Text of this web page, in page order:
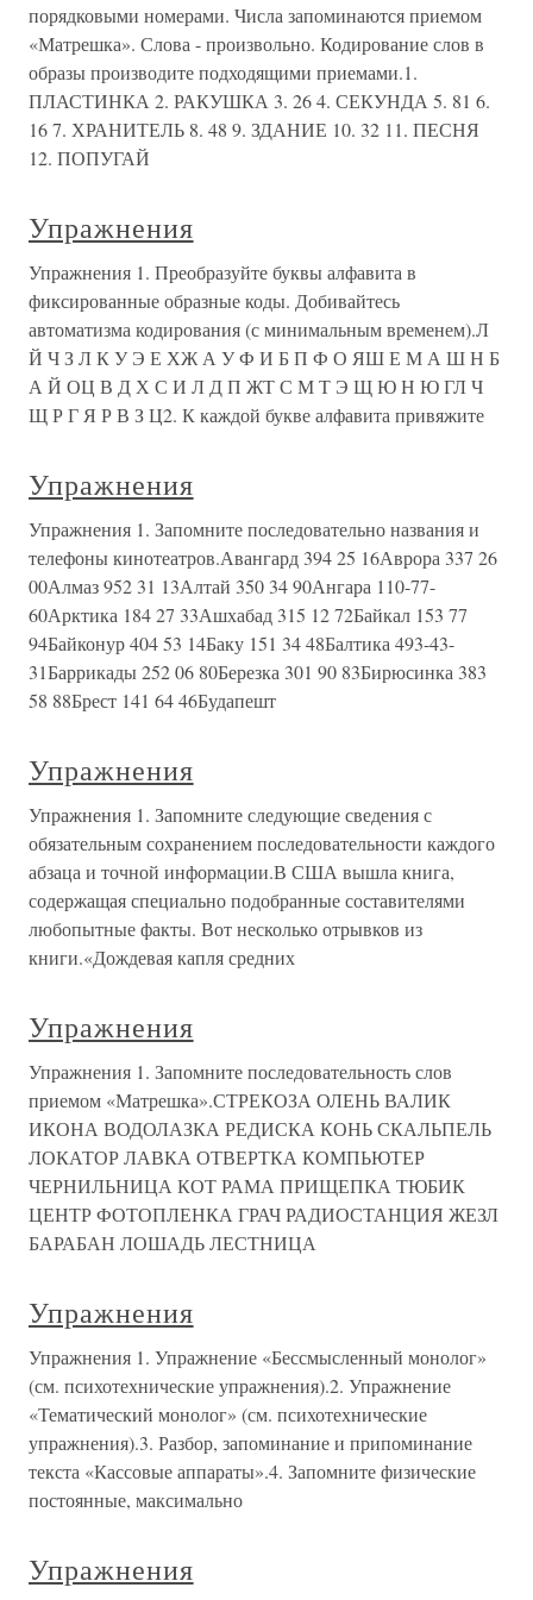
порядковыми номерами. Числа запоминаются приемом
«Матрешка». Слова - произвольно. Кодирование слов в
образы производите подходящими приемами.1.
ПЛАСТИНКА 2. РАКУШКА 3. 26 4. СЕКУНДА 5. 81 6.
16 7. ХРАНИТЕЛЬ 8. 48 9. ЗДАНИЕ 10. 32 11. ПЕСНЯ
12. ПОПУГАЙ
Упражнения
Упражнения 1. Преобразуйте буквы алфавита в
фиксированные образные коды. Добивайтесь
автоматизма кодирования (с минимальным временем).Л
Й Ч З Л К У Э Е ХЖ А У Ф И Б П Ф О ЯШ Е М А Ш Н Б
А Й ОЦ В Д Х С И Л Д П ЖТ С М Т Э Щ Ю Н Ю ГЛ Ч
Щ Р Г Я Р В З Ц2. К каждой букве алфавита привяжите
Упражнения
Упражнения 1. Запомните последовательно названия и
телефоны кинотеатров.Авангард 394 25 16Аврора 337 26
00Алмаз 952 31 13Алтай 350 34 90Ангара 110-77-
60Арктика 184 27 33Ашхабад 315 12 72Байкал 153 77
94Байконур 404 53 14Баку 151 34 48Балтика 493-43-
31Баррикады 252 06 80Березка 301 90 83Бирюсинка 383
58 88Брест 141 64 46Будапешт
Упражнения
Упражнения 1. Запомните следующие сведения с
обязательным сохранением последовательности каждого
абзаца и точной информации.В США вышла книга,
содержащая специально подобранные составителями
любопытные факты. Вот несколько отрывков из
книги.«Дождевая капля средних
Упражнения
Упражнения 1. Запомните последовательность слов
приемом «Матрешка».СТРЕКОЗА ОЛЕНЬ ВАЛИК
ИКОНА ВОДОЛАЗКА РЕДИСКА КОНЬ СКАЛЬПЕЛЬ
ЛОКАТОР ЛАВКА ОТВЕРТКА КОМПЬЮТЕР
ЧЕРНИЛЬНИЦА КОТ РАМА ПРИЩЕПКА ТЮБИК
ЦЕНТР ФОТОПЛЕНКА ГРАЧ РАДИОСТАНЦИЯ ЖЕЗЛ
БАРАБАН ЛОШАДЬ ЛЕСТНИЦА
Упражнения
Упражнения 1. Упражнение «Бессмысленный монолог»
(см. психотехнические упражнения).2. Упражнение
«Тематический монолог» (см. психотехнические
упражнения).3. Разбор, запоминание и припоминание
текста «Кассовые аппараты».4. Запомните физические
постоянные, максимально
Упражнения